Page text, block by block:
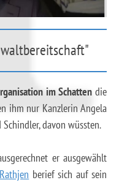
im Schatten die
ihm nur Kanzlerin Angela
Schindler, davon wüssten.
er ausgewählt
berief sich auf sein